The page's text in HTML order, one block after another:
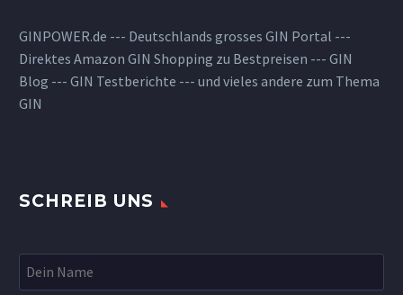
GINPOWER.de --- Deutschlands grosses GIN Portal ---
Direktes Amazon GIN Shopping zu Bestpreisen --- GIN
Blog --- GIN Testberichte --- und vieles andere zum Thema
GIN
SCHREIB UNS